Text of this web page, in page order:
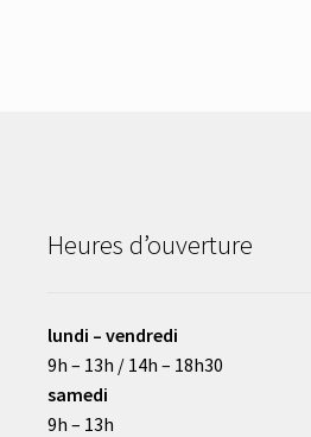
Heures d’ouverture
lundi – vendredi
9h – 13h / 14h – 18h30
samedi
9h – 13h